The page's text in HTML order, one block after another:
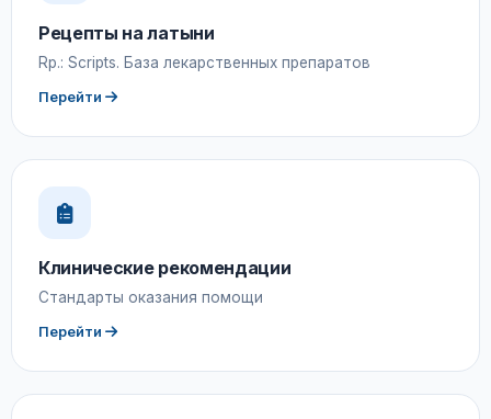
Рецепты на латыни
Rp.: Scripts. База лекарственных препаратов
Перейти
Клинические рекомендации
Стандарты оказания помощи
Перейти